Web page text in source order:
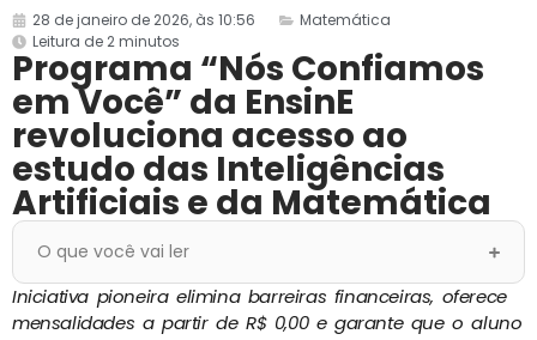
28 de janeiro de 2026, às 10:56
Matemática
Leitura de 2 minutos
Programa “Nós Confiamos
em Você” da EnsinE
revoluciona acesso ao
estudo das Inteligências
Artificiais e da Matemática
O que você vai ler
Iniciativa pioneira elimina barreiras financeiras, oferece
mensalidades a partir de R$ 0,00 e garante que o aluno